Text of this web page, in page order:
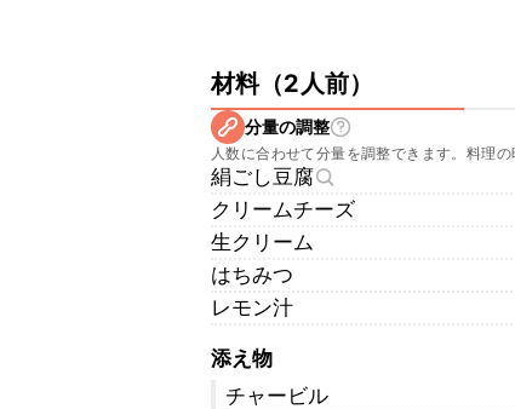
材料（2人前）
分量の調整
人数に合わせて分量を調整できます。料理
絹ごし豆腐
クリームチーズ
生クリーム
はちみつ
レモン汁
添え物
チャービル